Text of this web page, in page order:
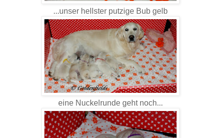
...unser hellster putzige Bub gelb
eine Nuckelrunde geht noch...